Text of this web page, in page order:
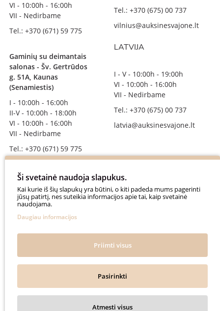
VI - 10:00h - 16:00h
VII - Nedirbame
Tel.: +370 (671) 59 775
Gaminių su deimantais
salonas - Šv. Gertrūdos
g. 51A, Kaunas
(Senamiestis)
I - 10:00h - 16:00h
II-V - 10:00h - 18:00h
VI - 10:00h - 16:00h
VII - Nedirbame
Tel.: +370 (671) 59 775
SEKITE MUS
auksinesvajone
@auksinesvajone3600
Tel.: +370 (675) 00 737
vilnius@auksinesvajone.lt
LATVIJA
I - V - 10:00h - 19:00h
VI - 10:00h - 16:00h
VII - Nedirbame
Tel.: +370 (675) 00 737
latvia@auksinesvajone.lt
Ši svetainė naudoja slapukus.
Kai kurie iš šių slapukų yra būtini, o kiti padeda mums pagerinti
jūsų patirtį, nes suteikia informacijos apie tai, kaip svetainė
naudojama.
Daugiau informacijos
Priimti visus
Pasirinkti
Atmesti visus